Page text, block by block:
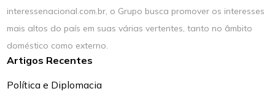
interessenacional.com.br, o Grupo busca promover os interesses
mais altos do país em suas várias vertentes, tanto no âmbito
doméstico como externo.
Artigos Recentes
Política e Diplomacia